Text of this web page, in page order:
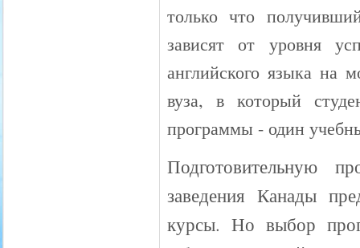
только что
зависят от уровня
английского языка на
вуза, в который
программы - один
Подготовительную
заведения Канады
курсы. Но выбор